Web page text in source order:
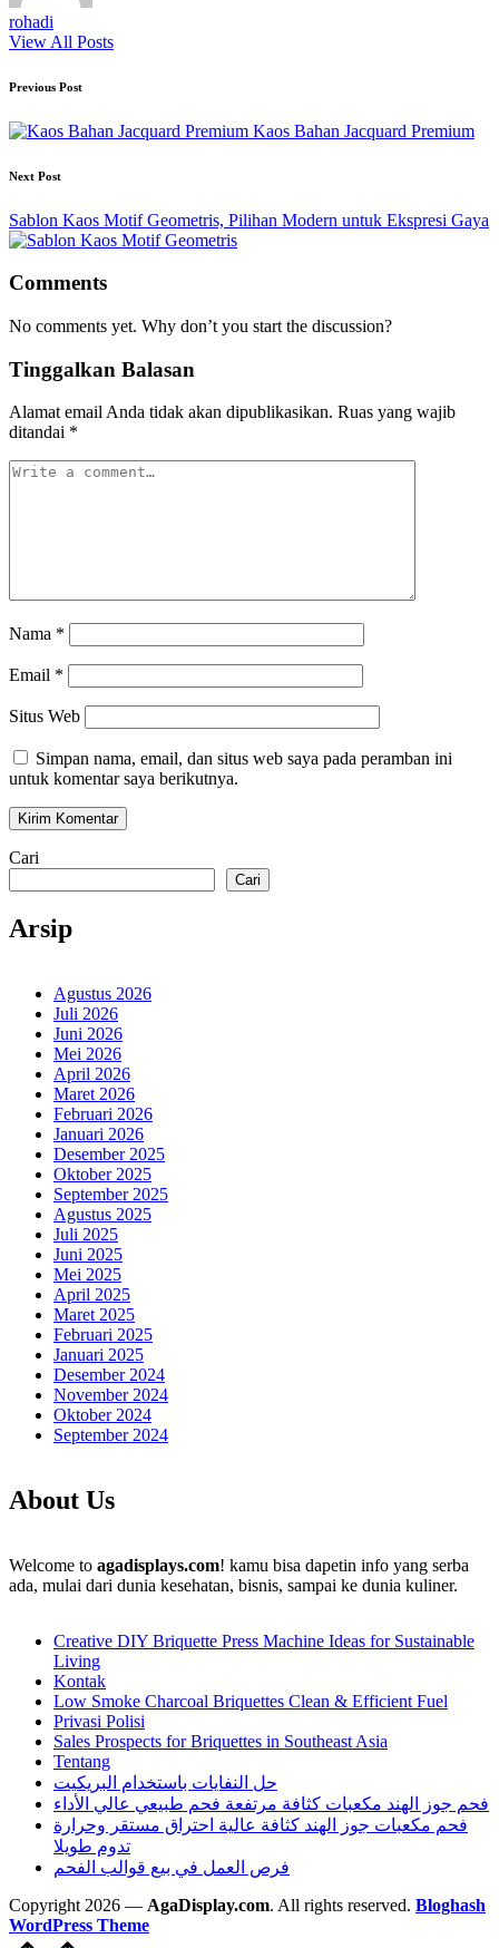
rohadi
View All Posts
Post
navigation
Previous Post
Kaos Bahan Jacquard Premium
Next Post
Sablon Kaos Motif Geometris, Pilihan Modern untuk Ekspresi Gaya
Comments
No comments yet. Why don’t you start the discussion?
Tinggalkan Balasan
Alamat email Anda tidak akan dipublikasikan. Ruas yang wajib
ditandai *
Nama *
Email *
Situs Web
Simpan nama, email, dan situs web saya pada peramban ini
untuk komentar saya berikutnya.
Cari
Cari
Arsip
Agustus 2026
Juli 2026
Juni 2026
Mei 2026
April 2026
Maret 2026
Februari 2026
Januari 2026
Desember 2025
Oktober 2025
September 2025
Agustus 2025
Juli 2025
Juni 2025
Mei 2025
April 2025
Maret 2025
Februari 2025
Januari 2025
Desember 2024
November 2024
Oktober 2024
September 2024
About Us
Welcome to agadisplays.com! kamu bisa dapetin info yang serba
ada, mulai dari dunia kesehatan, bisnis, sampai ke dunia kuliner.
Creative DIY Briquette Press Machine Ideas for Sustainable
Living
Kontak
Low Smoke Charcoal Briquettes Clean & Efficient Fuel
Privasi Polisi
Sales Prospects for Briquettes in Southeast Asia
Tentang
حل النفايات باستخدام البريكيت
فحم جوز الهند مكعبات كثافة مرتفعة فحم طبيعي عالي الأداء
فحم مكعبات جوز الهند كثافة عالية احتراق مستقر وحرارة
تدوم طويلا
فرص العمل في بيع قوالب الفحم
Copyright 2026 — AgaDisplay.com. All rights reserved. Bloghash
WordPress Theme